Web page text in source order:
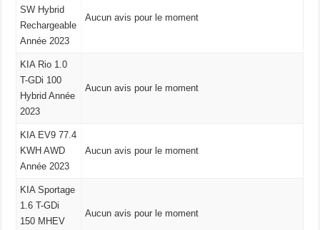
SW Hybrid
Rechargeable
Année 2023
Aucun avis pour le moment
KIA Rio 1.0
T-GDi 100
Hybrid Année
2023
Aucun avis pour le moment
KIA EV9 77.4
KWH AWD
Année 2023
Aucun avis pour le moment
KIA Sportage
1.6 T-GDi
150 MHEV
Aucun avis pour le moment